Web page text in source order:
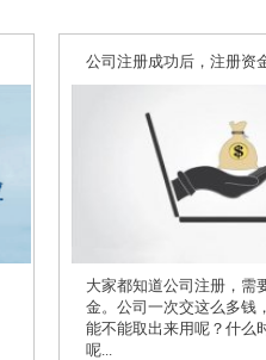
大家都知道公司注册，需
金。公司一次交这么多钱
能不能取出来用呢？什么
呢...